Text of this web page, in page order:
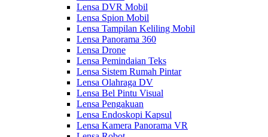
Lensa DVR Mobil
Lensa Spion Mobil
Lensa Tampilan Keliling Mobil
Lensa Panorama 360
Lensa Drone
Lensa Pemindaian Teks
Lensa Sistem Rumah Pintar
Lensa Olahraga DV
Lensa Bel Pintu Visual
Lensa Pengakuan
Lensa Endoskopi Kapsul
Lensa Kamera Panorama VR